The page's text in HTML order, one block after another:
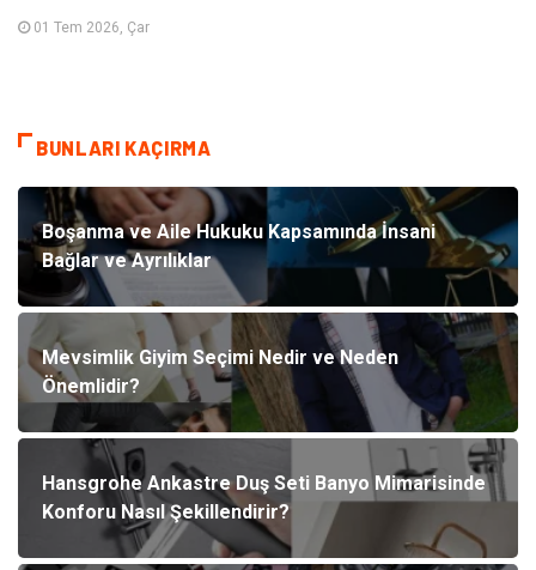
01 Tem 2026, Çar
BUNLARI KAÇIRMA
Boşanma ve Aile Hukuku Kapsamında İnsani
Bağlar ve Ayrılıklar
Mevsimlik Giyim Seçimi Nedir ve Neden
Önemlidir?
Hansgrohe Ankastre Duş Seti Banyo Mimarisinde
Konforu Nasıl Şekillendirir?